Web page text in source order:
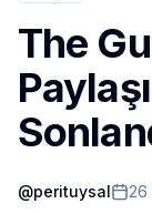
Dünya
Film ve Dizi
Kültür ve Sanat
Sağlık
The
@perituysal 26